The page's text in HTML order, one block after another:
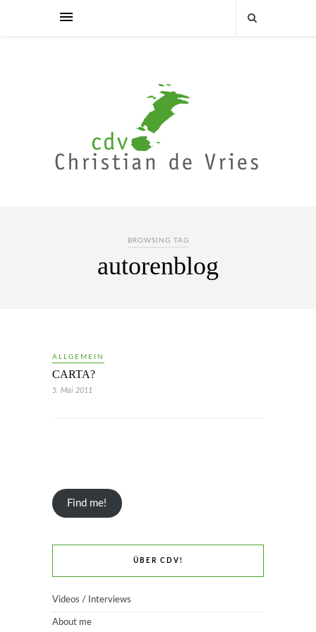
BROWSING TAG
autorenblog
ALLGEMEIN
CARTA?
5. Mai 2011
Find me!
ÜBER CDV!
Videos / Interviews
About me